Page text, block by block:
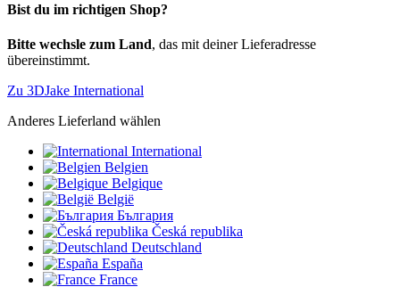
Bist du im richtigen Shop?
Bitte wechsle zum Land, das mit deiner Lieferadresse
übereinstimmt.
Zu 3DJake International
Anderes Lieferland wählen
International
Belgien
Belgique
België
България
Česká republika
Deutschland
España
France